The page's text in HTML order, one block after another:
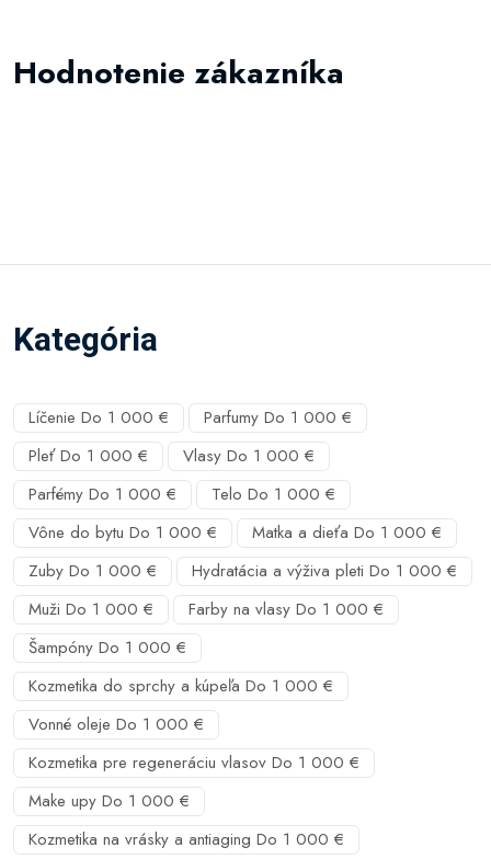
Hodnotenie zákazníka
Kategória
Líčenie Do 1 000 €
Parfumy Do 1 000 €
Pleť Do 1 000 €
Vlasy Do 1 000 €
Parfémy Do 1 000 €
Telo Do 1 000 €
Vône do bytu Do 1 000 €
Matka a dieťa Do 1 000 €
Zuby Do 1 000 €
Hydratácia a výživa pleti Do 1 000 €
Muži Do 1 000 €
Farby na vlasy Do 1 000 €
Šampóny Do 1 000 €
Kozmetika do sprchy a kúpeľa Do 1 000 €
Vonné oleje Do 1 000 €
Kozmetika pre regeneráciu vlasov Do 1 000 €
Make upy Do 1 000 €
Kozmetika na vrásky a antiaging Do 1 000 €